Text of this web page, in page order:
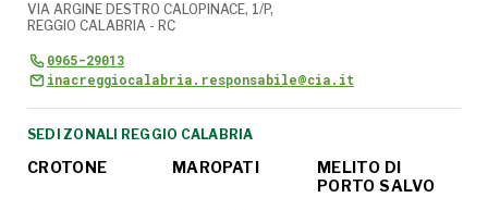
VIA ARGINE DESTRO CALOPINACE, 1/P,
REGGIO CALABRIA - RC
0965-29013
inacreggiocalabria.responsabile@cia.it
SEDI ZONALI REGGIO CALABRIA
CROTONE MAROPATI
MELITO DI
PORTO SALVO